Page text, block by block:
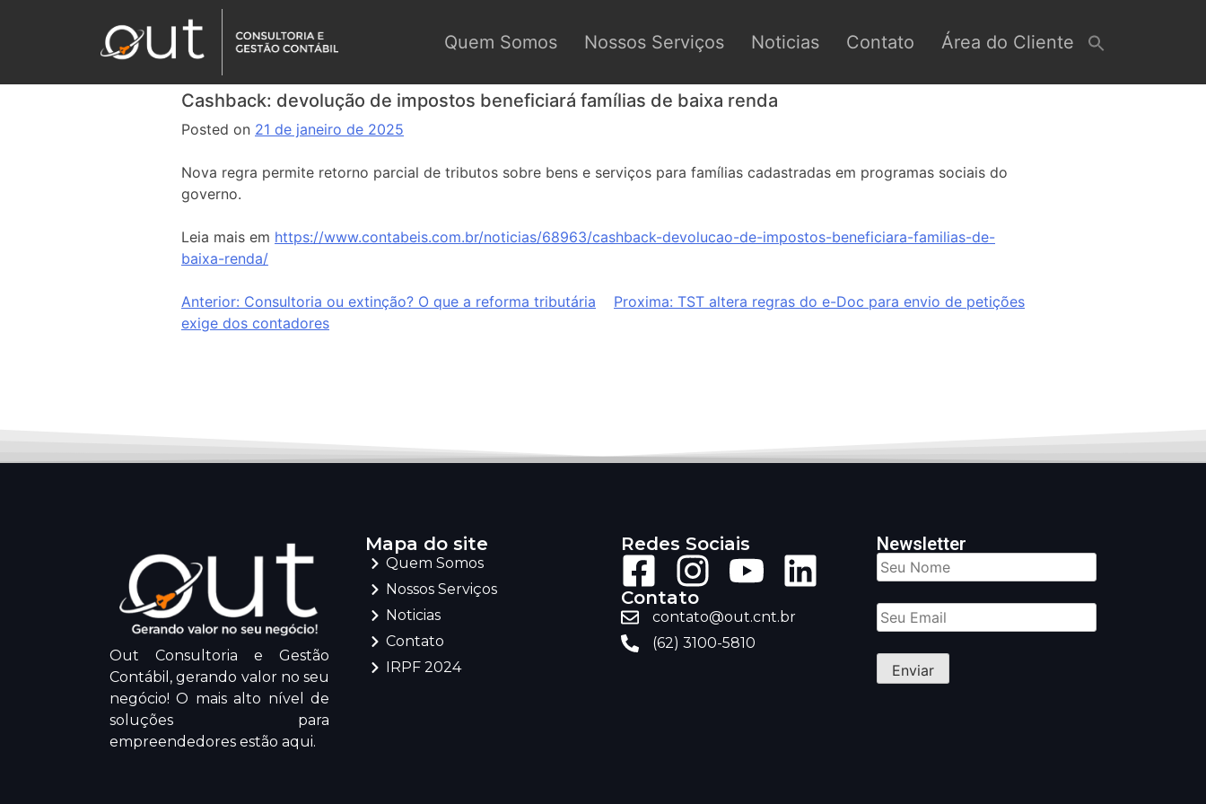
Quem Somos Nossos Serviços Noticias Contato Área do Cliente
Cashback: devolução de impostos beneficiará famílias de baixa renda
Posted on 21 de janeiro de 2025
Nova regra permite retorno parcial de tributos sobre bens e serviços para famílias cadastradas em programas sociais do
governo.
Leia mais em https://www.contabeis.com.br/noticias/68963/cashback-devolucao-de-impostos-beneficiara-familias-de-
baixa-renda/
Anterior: Consultoria ou extinção? O que a reforma tributária
exige dos contadores
Proxima: TST altera regras do e-Doc para envio de petições
Out Consultoria e Gestão
Contábil, gerando valor no seu
negócio! O mais alto nível de
soluções para
empreendedores estão aqui.
Mapa do site
Quem Somos
Nossos Serviços
Noticias
Contato
IRPF 2024
Redes Sociais
Contato
contato@out.cnt.br
(62) 3100-5810
Newsletter